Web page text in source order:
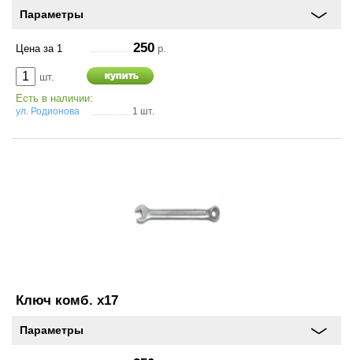
Параметры
Цена за 1 250 р.
шт.
Есть в наличии:
ул. Родионова 1 шт.
Ключ комб. х17
Параметры